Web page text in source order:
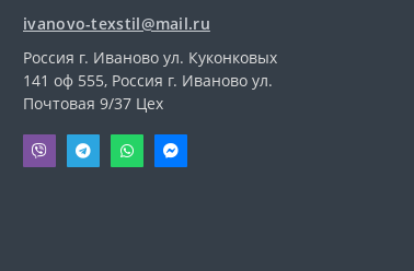
ivanovo-texstil@mail.ru
Россия г. Иваново ул. Куконковых
141 оф 555, Россия г. Иваново ул.
Почтовая 9/37 Цех